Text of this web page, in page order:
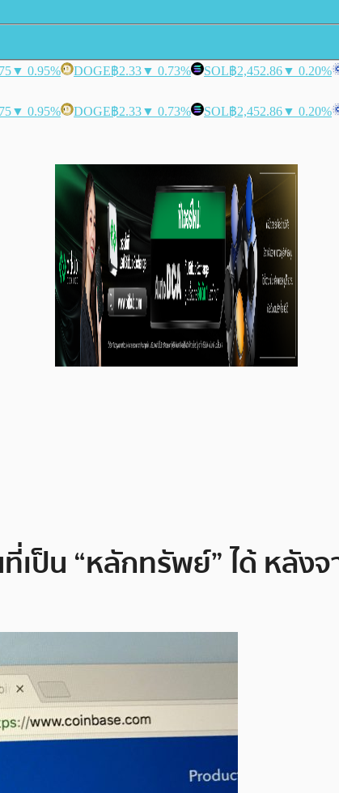
▼ 0.95% DOGE฿2.33▼ 0.73% SOL฿2,452.86▼ 0.20%
▼ 0.95% DOGE฿2.33▼ 0.73% SOL฿2,452.86▼ 0.20%
ที่เป็น “หลักทรัพย์” ได้ หลั